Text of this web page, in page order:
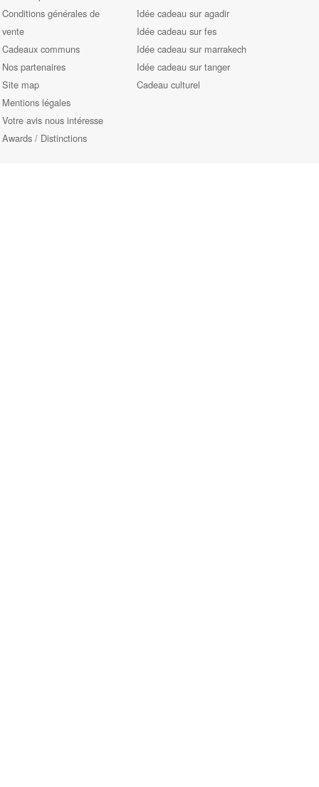
Conditions générales de
vente
Cadeaux communs
Nos partenaires
Site map
Mentions légales
Votre avis nous intéresse
Awards / Distinctions
Idée cadeau sur agadir
Idée cadeau sur fes
Idée cadeau sur marrakech
Idée cadeau sur tanger
Cadeau culturel